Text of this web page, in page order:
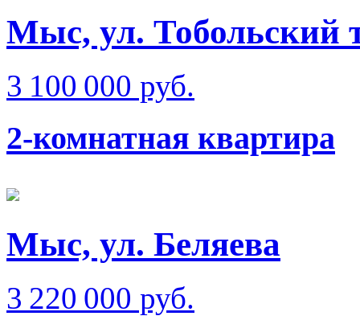
Мыс, ул. Тобольский
3 100 000 руб.
2-комнатная квартира
Мыс, ул. Беляева
3 220 000 руб.